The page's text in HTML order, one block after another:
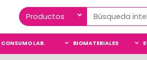
CONSUMO LAB. BIOMATERIALES